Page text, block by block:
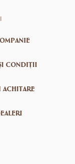
condiții
achitare